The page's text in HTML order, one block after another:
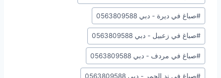
#صباغ في ديرة - دبي 0563809588
#صباغ في زعبيل - دبي 0563809588
#صباغ في مردف - دبي 0563809588
#صباغ في ند الحمر - دبي 0563809588